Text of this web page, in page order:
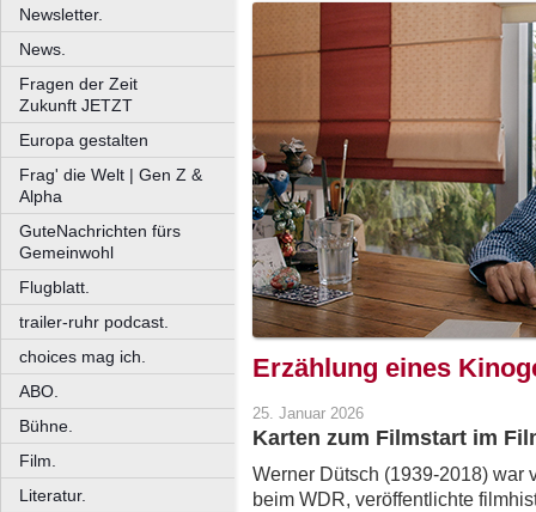
Newsletter.
News.
Fragen der Zeit
Zukunft JETZT
Europa gestalten
Frag' die Welt | Gen Z &
Alpha
GuteNachrichten fürs
Gemeinwohl
Flugblatt.
trailer-ruhr podcast.
choices mag ich.
ABO.
Bühne.
Film.
Literatur.
Erzählung eines
25. Januar 2026
Karten zum Filmstart im
Werner Dütsch (1939-2018) war
beim WDR, veröffentlichte